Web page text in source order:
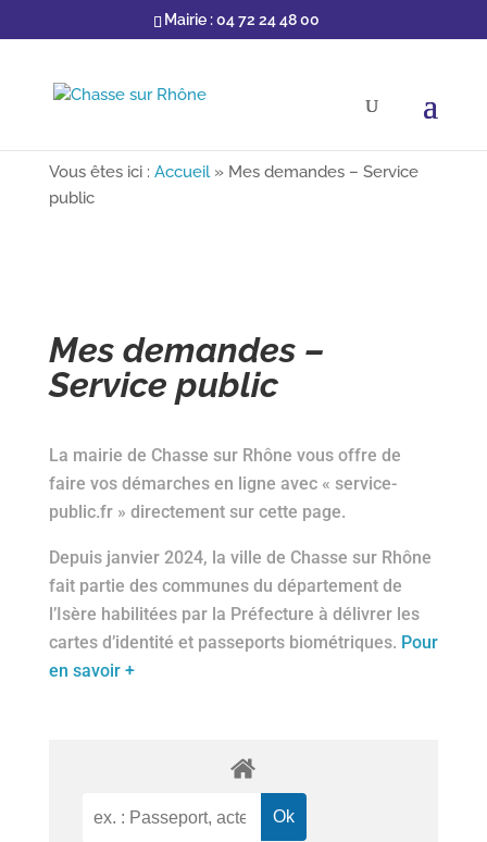
Mairie : 04 72 24 48 00
Vous êtes ici : Accueil» Mes demandes – Service
public
Mes demandes –
Service public
La mairie de Chasse sur Rhône vous offre de
faire vos démarches en ligne avec « service-
public.fr » directement sur cette page.
Depuis janvier 2024, la ville de Chasse sur Rhône
fait partie des communes du département de
l’Isère habilitées par la Préfecture à délivrer les
cartes d’identité et passeports biométriques. Pour
en savoir +